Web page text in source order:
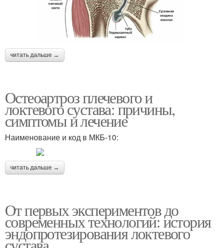
читать дальше →
Остеоартроз плечевого и
локтевого сустава: причины,
симптомы и лечение
Наименование и код в МКБ-10:
читать дальше →
От первых экспериментов до
современных технологий: история
эндопротезирования локтевого